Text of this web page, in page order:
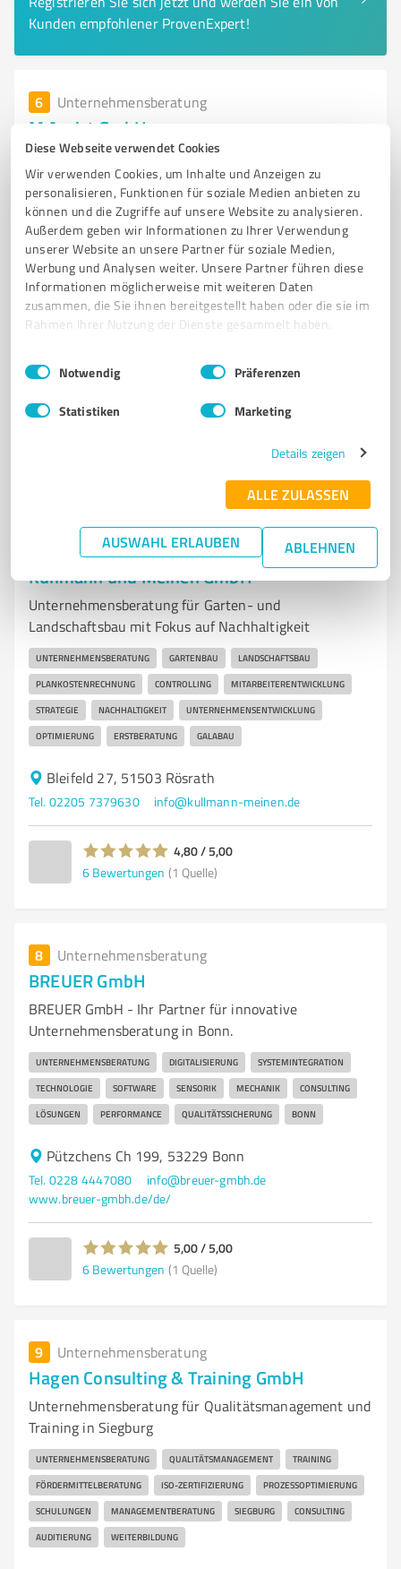
Diese Webseite verwendet Cookies
Wir verwenden Cookies, um Inhalte und Anzeigen zu
personalisieren, Funktionen für soziale Medien anbieten zu
können und die Zugriffe auf unsere Website zu analysieren.
Außerdem geben wir Informationen zu Ihrer Verwendung
unserer Website an unsere Partner für soziale Medien,
Werbung und Analysen weiter. Unsere Partner führen diese
Informationen möglicherweise mit weiteren Daten
zusammen, die Sie ihnen bereitgestellt haben oder die sie im
Rahmen Ihrer Nutzung der Dienste gesammelt haben.
Impressum Datenschutzbestimmungen
Einwilligungsauswahl
Notwendig Präferenzen
Statistiken Marketing
Details zeigen
ALLE ZULASSEN
AUSWAHL ERLAUBEN ABLEHNEN
Kunden empfohlener ProvenExpert!
6 Unternehmensberatung
M Assist GmbH
Strategieberatung und Innovation im
Gesundheitswesen durch M Assist GmbH
UNTERNEHMENSBERATUNG GESUNDHEITSWESEN
STRATEGIEBERATUNG COACHING IT-INFRASTRUKTUR
PROZESSOPTIMIERUNG INNOVATION EFFIZIENZSTEIGERUNG
NACHHALTIGE LÖSUNGEN WETTBEWERBSVORTEILE
KUNDENORIENTIERUNG PROJEKTMANAGEMENT
Tel. 02241 127050
kontakt@massist.de
Unternehmensberatung
Kullmann und Meinen GmbH
Unternehmensberatung für Garten- und
Landschaftsbau mit Fokus auf Nachhaltigkeit
UNTERNEHMENSBERATUNG GARTENBAU LANDSCHAFTSBAU
PLANKOSTENRECHNUNG CONTROLLING MITARBEITERENTWICKLUNG
STRATEGIE NACHHALTIGKEIT UNTERNEHMENSENTWICKLUNG
OPTIMIERUNG ERSTBERATUNG GALABAU
Bleifeld 27, 51503 Rösrath
Tel. 02205 7379630 info@kullmann-meinen.de
4,80 / 5,00
6 Bewertungen (1 Quelle)
8 Unternehmensberatung
BREUER GmbH
BREUER GmbH - Ihr Partner für innovative
Unternehmensberatung in Bonn.
UNTERNEHMENSBERATUNG DIGITALISIERUNG SYSTEMINTEGRATION
TECHNOLOGIE SOFTWARE SENSORIK MECHANIK CONSULTING
LÖSUNGEN PERFORMANCE QUALITÄTSSICHERUNG BONN
Pützchens Ch 199, 53229 Bonn
Tel. 0228 4447080
info@breuer-gmbh.de
www.breuer-gmbh.de/de/
5,00 / 5,00
6 Bewertungen (1 Quelle)
9 Unternehmensberatung
Hagen Consulting & Training GmbH
Unternehmensberatung für Qualitätsmanagement und
Training in Siegburg
UNTERNEHMENSBERATUNG QUALITÄTSMANAGEMENT TRAINING
FÖRDERMITTELBERATUNG ISO-ZERTIFIZIERUNG PROZESSOPTIMIERUNG
SCHULUNGEN MANAGEMENTBERATUNG SIEGBURG CONSULTING
AUDITIERUNG WEITERBILDUNG